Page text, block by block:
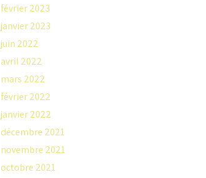
février 2023
janvier 2023
juin 2022
avril 2022
mars 2022
février 2022
janvier 2022
décembre 2021
novembre 2021
octobre 2021